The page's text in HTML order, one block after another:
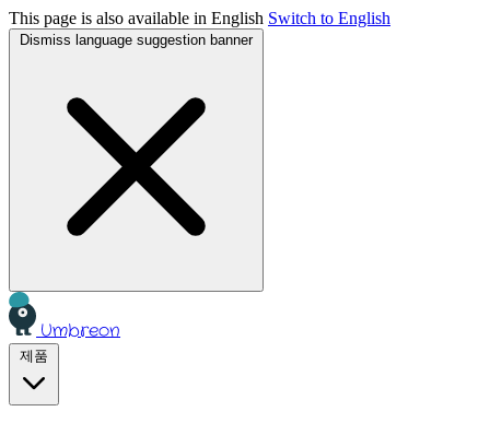
This page is also available in English Switch to English
Dismiss language suggestion banner
Umbreon